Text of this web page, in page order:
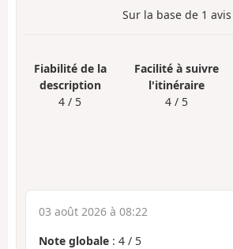
Sur la base de 1 avis
Fiabilité de la
description
4 / 5
Facilité à suivre
l'itinéraire
4 / 5
03 août 2026 à 08:22
Note globale : 4 / 5